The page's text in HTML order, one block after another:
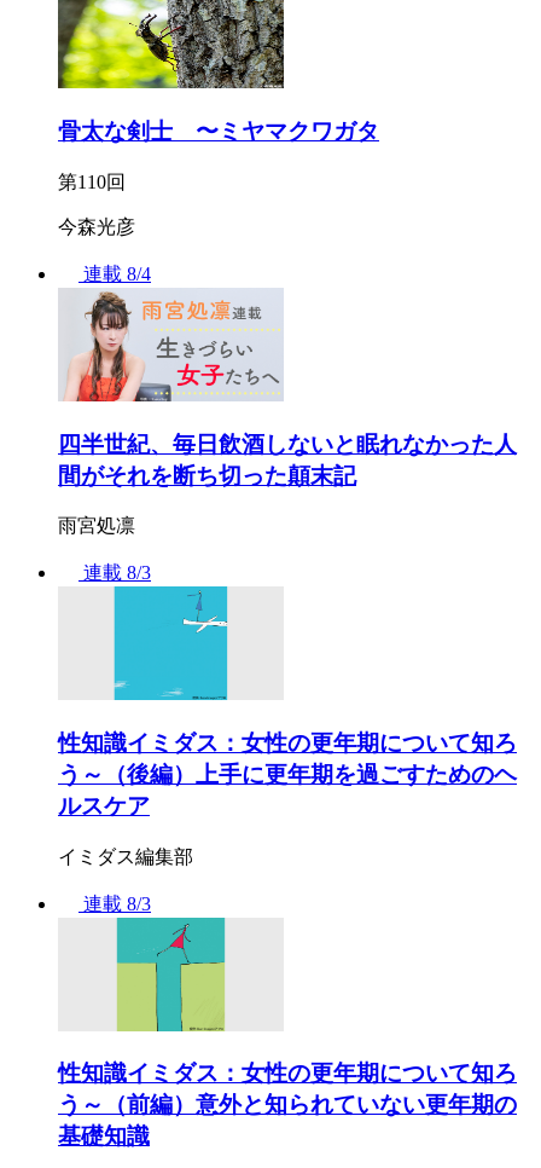
骨太な剣士 〜ミヤマクワガタ
第110回
今森光彦
連載 8/4
四半世紀、毎日飲酒しないと眠れなかった人
間がそれを断ち切った顛末記
雨宮処凛
連載 8/3
性知識イミダス：女性の更年期について知ろ
う～（後編）上手に更年期を過ごすためのヘ
ルスケア
イミダス編集部
連載 8/3
性知識イミダス：女性の更年期について知ろ
う～（前編）意外と知られていない更年期の
基礎知識